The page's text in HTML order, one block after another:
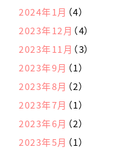
2024年1月 （4）
2023年12月 （4）
2023年11月 （3）
2023年9月 （1）
2023年8月 （2）
2023年7月 （1）
2023年6月 （2）
2023年5月 （1）